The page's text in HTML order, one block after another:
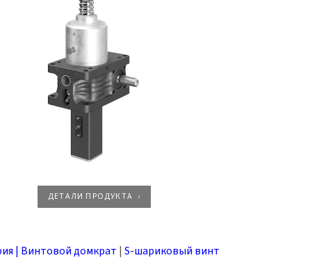
ДЕТАЛИ ПРОДУКТА
| Винтовой домкрат |S-шариковый винт